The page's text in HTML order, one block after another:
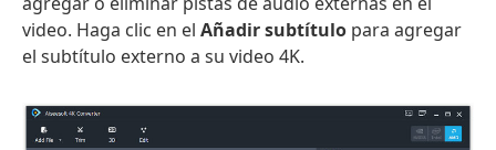
video. Haga clic en el Añadir subtítulo para agregar
el subtítulo externo a su video 4K.